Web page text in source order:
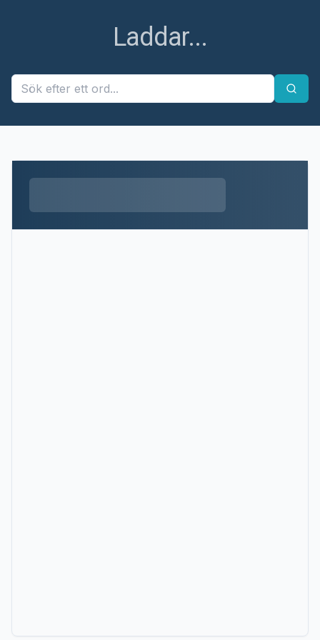
Ett fel uppstod
Ett fel uppstod när ordet skulle hämtas. Försök igen
senare.